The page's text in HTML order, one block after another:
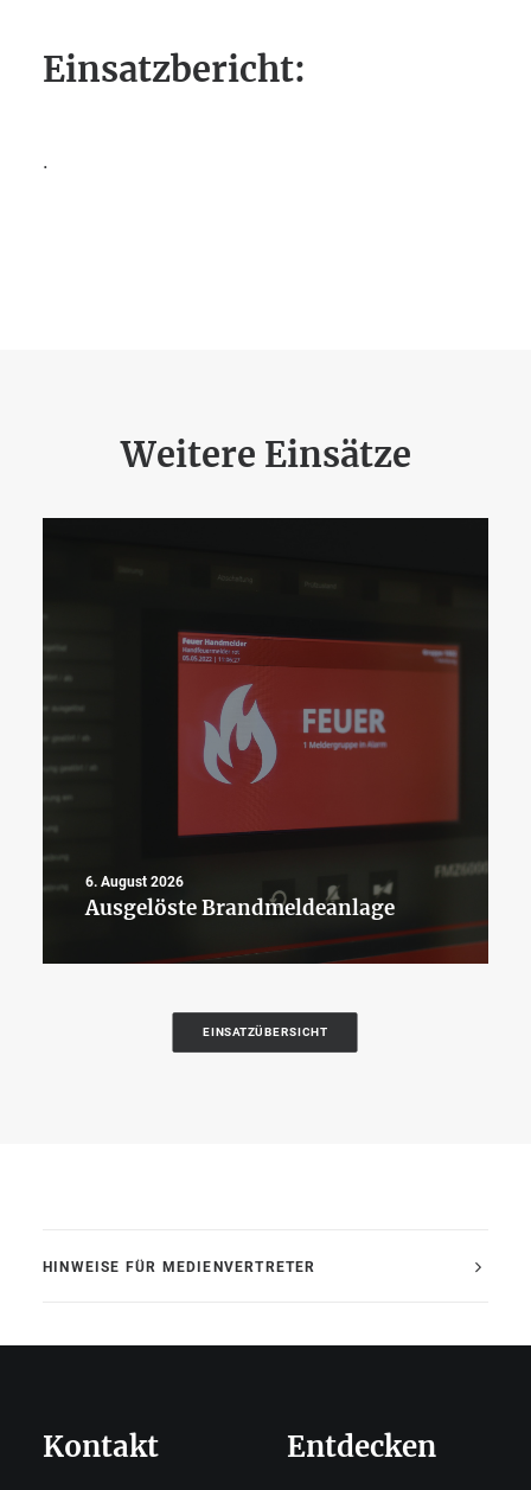
Einsatzbericht:
.
Weitere Einsätze
6. August 2026
Ausgelöste Brandmeldeanlage
EINSATZÜBERSICHT
HINWEISE FÜR MEDIENVERTRETER
Kontakt Entdecken